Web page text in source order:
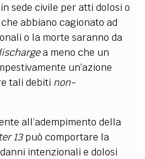
sede civile per atti dolosi o
abbiano cagionato ad
o la morte saranno da
a meno che un
un’azione
tali debiti non-
all’adempimento della
13può comportare la
intenzionali e dolosi